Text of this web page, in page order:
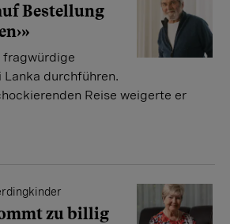
Bestellung
fragwürdige
Lanka durchführen.
Reise weigerte er
zu billig